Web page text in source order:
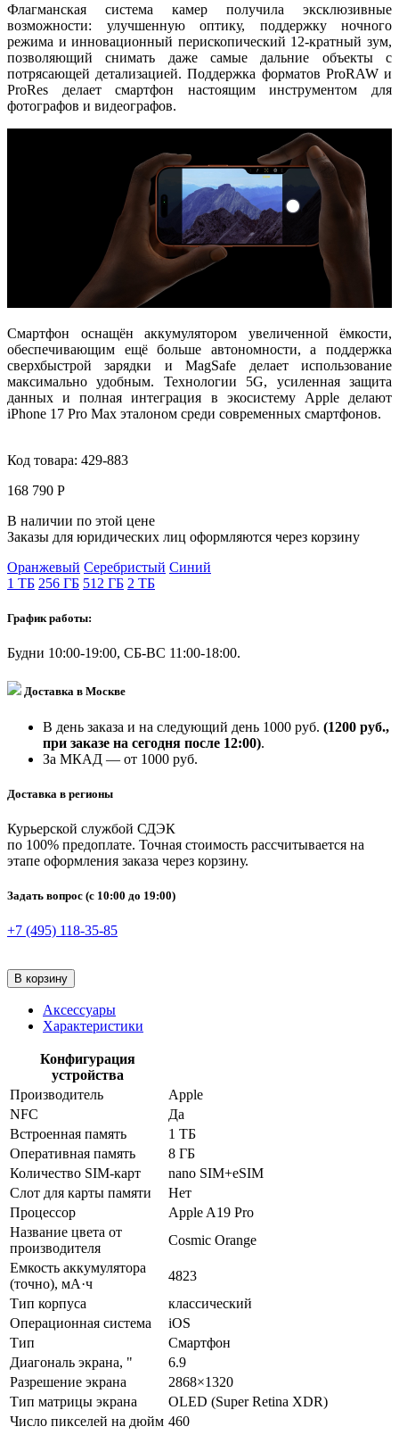
Флагманская система камер получила эксклюзивные
возможности: улучшенную оптику, поддержку ночного
режима и инновационный перископический 12-кратный зум,
позволяющий снимать даже самые дальние объекты с
потрясающей детализацией. Поддержка форматов ProRAW и
ProRes делает смартфон настоящим инструментом для
фотографов и видеографов.
Смартфон оснащён аккумулятором увеличенной ёмкости,
обеспечивающим ещё больше автономности, а поддержка
сверхбыстрой зарядки и MagSafe делает использование
максимально удобным. Технологии 5G, усиленная защита
данных и полная интеграция в экосистему Apple делают
iPhone 17 Pro Max эталоном среди современных смартфонов.
Код товара: 429-883
168 790 Р
В наличии по этой цене
Заказы для юридических лиц оформляются через корзину
Оранжевый Серебристый Синий
1 ТБ 256 ГБ 512 ГБ 2 ТБ
График работы:
Будни 10:00-19:00, СБ-ВС 11:00-18:00.
Доставка в Москве
В день заказа и на следующий день 1000 руб. (1200 руб.,
при заказе на сегодня после 12:00).
За МКАД — от 1000 руб.
Доставка в регионы
Курьерской службой СДЭК
по 100% предоплате. Точная стоимость рассчитывается на
этапе оформления заказа через корзину.
Задать вопрос (с 10:00 до 19:00)
+7 (495) 118-35-85
В корзину
Аксессуары
Характеристики
Конфигурация
устройства
Производитель
Apple
NFC
Да
Встроенная память
1 ТБ
Оперативная память
8 ГБ
Количество SIM-карт
nano SIM+eSIM
Слот для карты памяти
Нет
Процессор
Apple A19 Pro
Название цвета от
производителя
Cosmic Orange
Емкость аккумулятора
(точно), мА·ч
4823
Тип корпуса
классический
Операционная система
iOS
Тип
Смартфон
Диагональ экрана, "
6.9
Разрешение экрана
2868×1320
Тип матрицы экрана
OLED (Super Retina XDR)
Число пикселей на дюйм 460